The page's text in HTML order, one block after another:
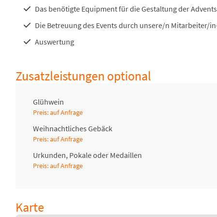
Das benötigte Equipment für die Gestaltung der
Die Betreuung des Events durch unsere/n Mitarbeiter/
Auswertung
Zusatzleistungen optional
Glühwein
Preis: auf Anfrage
Weihnachtliches Gebäck
Preis: auf Anfrage
Urkunden, Pokale oder Medaillen
Preis: auf Anfrage
Karte